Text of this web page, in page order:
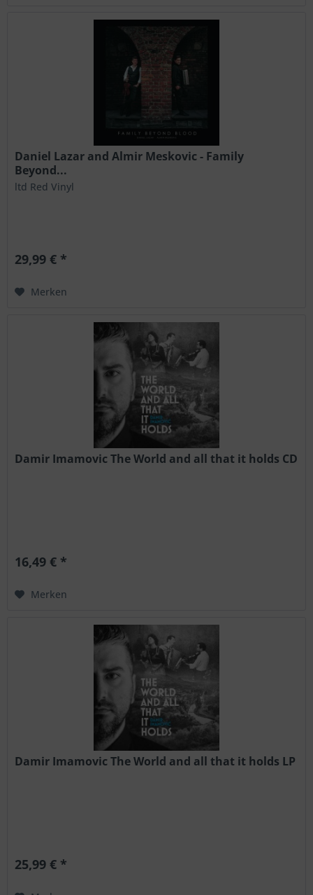
Daniel Lazar and Almir Meskovic - Family
Beyond...
ltd Red Vinyl
29,99 € *
Merken
Damir Imamovic The World and all that it holds CD
16,49 € *
Merken
Damir Imamovic The World and all that it holds LP
25,99 € *